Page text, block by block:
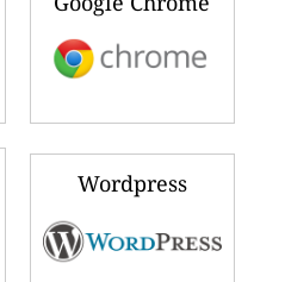
Wordpress